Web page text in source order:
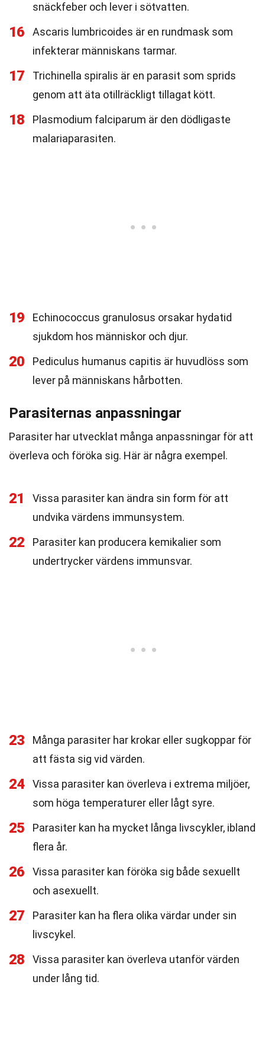
snäckfeber och lever i sötvatten.
16
Ascaris lumbricoides är en rundmask som
infekterar människans tarmar.
17
Trichinella spiralis är en parasit som sprids
genom att äta otillräckligt tillagat kött.
18
Plasmodium falciparum är den dödligaste
malariaparasiten.
19
Echinococcus granulosus orsakar hydatid
sjukdom hos människor och djur.
20
Pediculus humanus capitis är huvudlöss som
lever på människans hårbotten.
Parasiternas anpassningar
Parasiter har utvecklat många anpassningar för att
överleva och föröka sig. Här är några exempel.
21
Vissa parasiter kan ändra sin form för att
undvika värdens immunsystem.
22
Parasiter kan producera kemikalier som
undertrycker värdens immunsvar.
23
Många parasiter har krokar eller sugkoppar för
att fästa sig vid värden.
24
Vissa parasiter kan överleva i extrema miljöer,
som höga temperaturer eller lågt syre.
25
Parasiter kan ha mycket långa livscykler, ibland
flera år.
26
Vissa parasiter kan föröka sig både sexuellt
och asexuellt.
27
Parasiter kan ha flera olika värdar under sin
livscykel.
28
Vissa parasiter kan överleva utanför värden
under lång tid.